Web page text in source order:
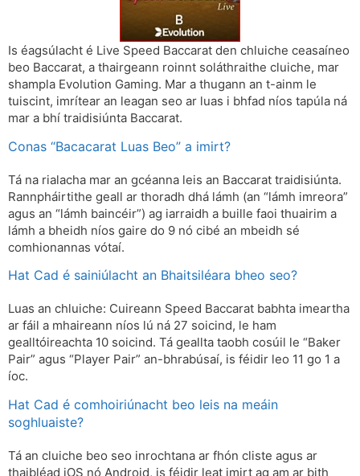
Is éagsúlacht é Live Speed ​​​​Baccarat den chluiche ceasaíneo
beo Baccarat, a thairgeann roinnt soláthraithe cluiche, mar
shampla Evolution Gaming. Mar a thugann an t-ainm le
tuiscint, imrítear an leagan seo ar luas i bhfad níos tapúla ná
mar a bhí traidisiúnta Baccarat.
Conas “Bacacarat Luas Beo” a imirt?
Tá na rialacha mar an gcéanna leis an Baccarat traidisiúnta.
Rannpháirtithe geall ar thoradh dhá lámh (an “lámh imreora”
agus an “lámh baincéir”) ag iarraidh a buille faoi thuairim a
lámh a bheidh níos gaire do 9 nó cibé an mbeidh sé
comhionannas vótaí.
Hat Cad é sainiúlacht an Bhaitsiléara bheo seo?
Luas an chluiche: Cuireann Speed ​​​​Baccarat babhta imeartha
ar fáil a mhaireann níos lú ná 27 soicind, le ham
gealltóireachta 10 soicind. Tá geallta taobh cosúil le “Baker
Pair” agus “Player Pair” an-bhrabúsaí, is féidir leo 11 go 1 a
íoc.
Hat Cad é comhoiriúnacht beo leis na meáin
soghluaiste?
Tá an cluiche beo seo inrochtana ar fhón cliste agus ar
thaibléad iOS nó Android, is féidir leat imirt ag am ar bith